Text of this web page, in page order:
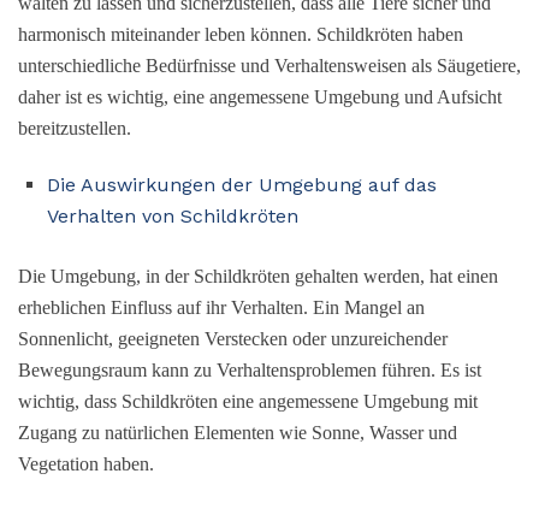
harmonisch miteinander leben können. Schildkröten haben
unterschiedliche Bedürfnisse und Verhaltensweisen als Säugetiere,
daher ist es wichtig, eine angemessene Umgebung und Aufsicht
bereitzustellen.
Die Auswirkungen der Umgebung auf das
Verhalten von Schildkröten
Die Umgebung, in der Schildkröten gehalten werden, hat einen
erheblichen Einfluss auf ihr Verhalten. Ein Mangel an
Sonnenlicht, geeigneten Verstecken oder unzureichender
Bewegungsraum kann zu Verhaltensproblemen führen. Es ist
wichtig, dass Schildkröten eine angemessene Umgebung mit
Zugang zu natürlichen Elementen wie Sonne, Wasser und
Vegetation haben.